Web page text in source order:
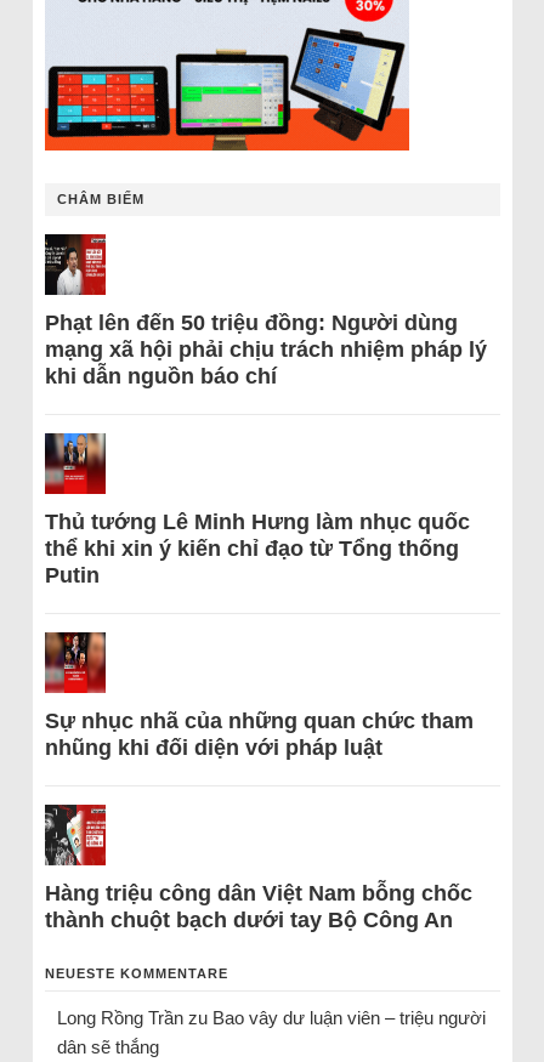
CHÂM BIẾM
Phạt lên đến 50 triệu đồng: Người dùng
mạng xã hội phải chịu trách nhiệm pháp lý
khi dẫn nguồn báo chí
Thủ tướng Lê Minh Hưng làm nhục quốc
thể khi xin ý kiến chỉ đạo từ Tổng thống
Putin
Sự nhục nhã của những quan chức tham
nhũng khi đối diện với pháp luật
Hàng triệu công dân Việt Nam bỗng chốc
thành chuột bạch dưới tay Bộ Công An
NEUESTE KOMMENTARE
Long Rồng Trầnzu Bao vây dư luận viên – triệu người
dân sẽ thắng